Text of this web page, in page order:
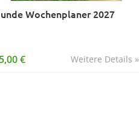
Wochenplaner 2027
Weitere Details »
€